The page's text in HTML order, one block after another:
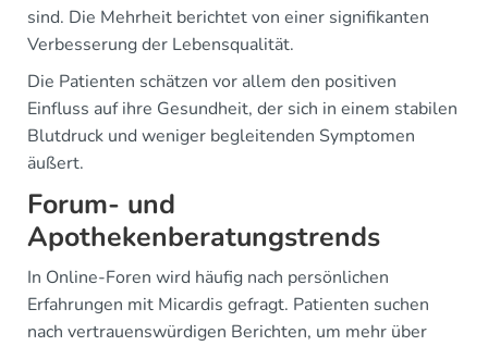
sind. Die Mehrheit berichtet von einer signifikanten
Verbesserung der Lebensqualität.
Die Patienten schätzen vor allem den positiven
Einfluss auf ihre Gesundheit, der sich in einem stabilen
Blutdruck und weniger begleitenden Symptomen
äußert.
Forum- und
Apothekenberatungstrends
In Online-Foren wird häufig nach persönlichen
Erfahrungen mit Micardis gefragt. Patienten suchen
nach vertrauenswürdigen Berichten, um mehr über